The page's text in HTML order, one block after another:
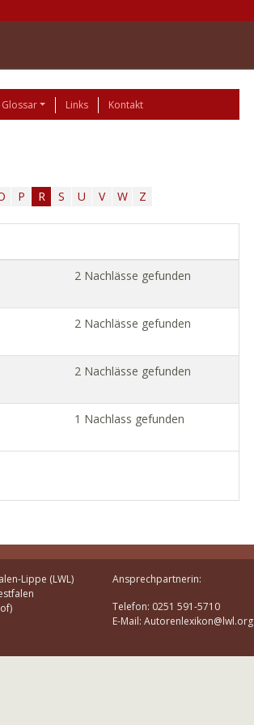
Glossar Links Kontakt
P R S U V W Z
2 Nachlässe gefunden
2 Nachlässe gefunden
2 Nachlässe gefunden
1 Nachlass gefunden
Lippe (LWL)
Ansprechpartnerin:
Telefon: 0251 591-5710
E-Mail: Autorenlexikon@lwl.org